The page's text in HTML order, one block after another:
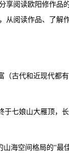
阅读欧阳修作品
从阅读作品、了解
古代和近现代都
七娘山大雁顶，
海空间格局的“最